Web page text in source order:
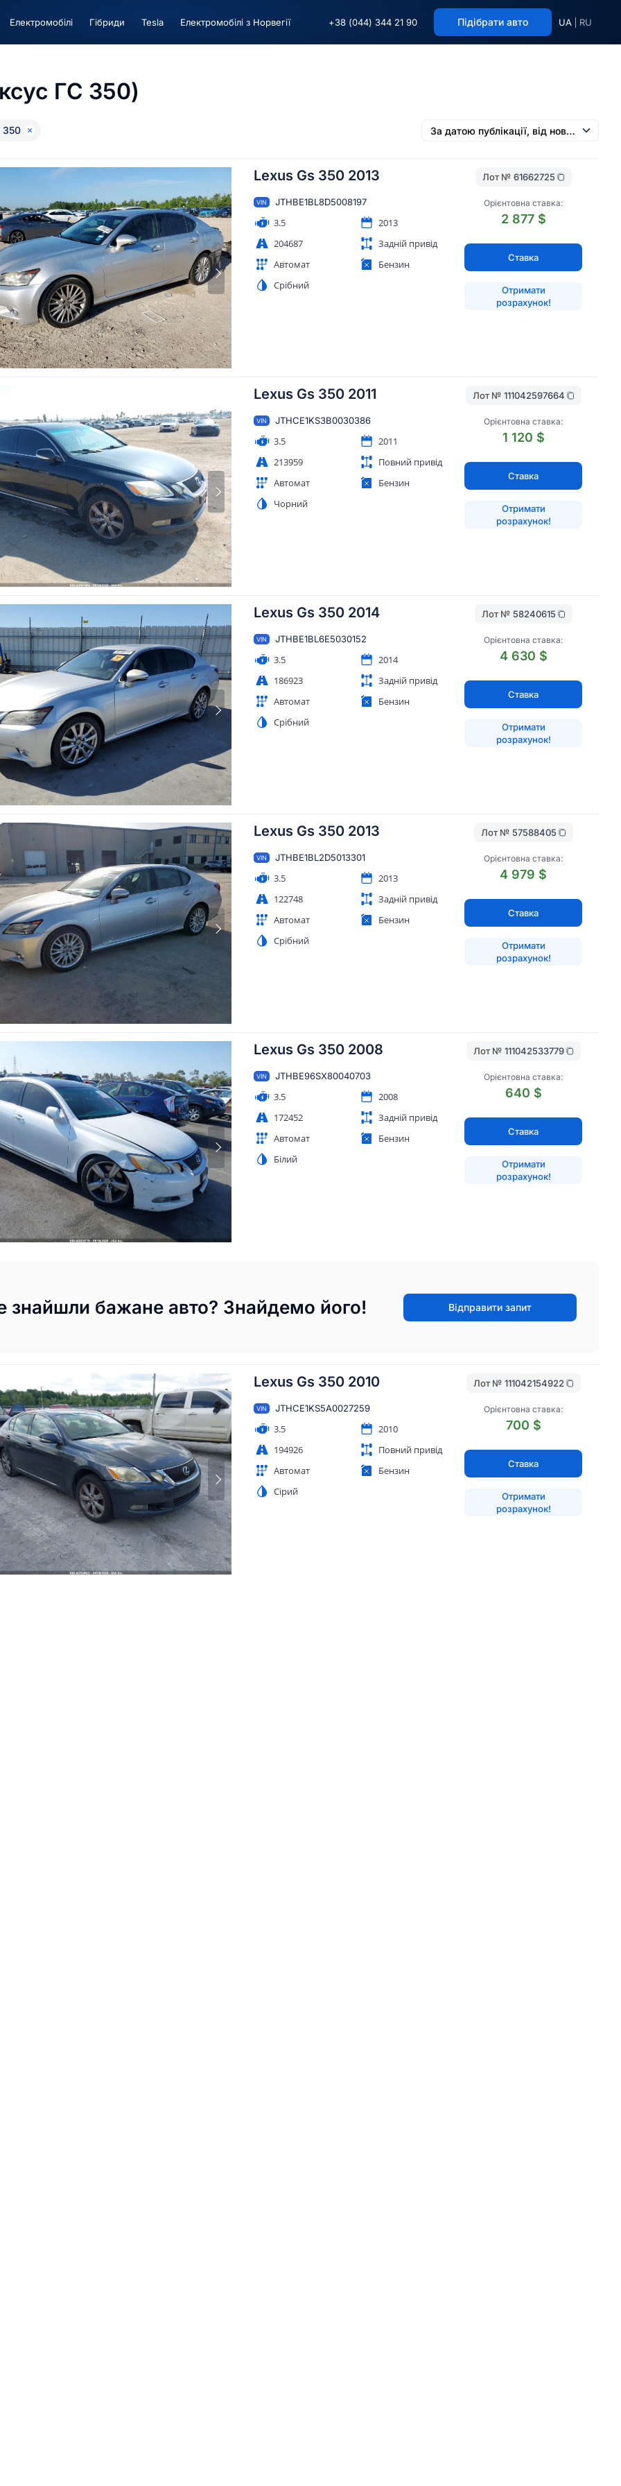
Електромобілі Гiбриди Tesla Електромобілі з Норвегії +38 (044) 344 21 90 Підібрати авто UA RU
ГС 350)
350
Lexus Gs 350 2013
VIN JTHBE1BL8D5008197
3.5
2013
204687
Задній привід
Автомат
Бензин
Срібний
Лот № 61662725
Орієнтовна ставка:
2 877 $
Ставка
Отримати
розрахунок!
Lexus Gs 350 2011
VIN JTHCE1KS3B0030386
3.5
2011
213959
Повний привід
Автомат
Бензин
Чорний
Лот № 111042597664
Орієнтовна ставка:
1 120 $
Ставка
Отримати
розрахунок!
Lexus Gs 350 2014
VIN JTHBE1BL6E5030152
3.5
2014
186923
Задній привід
Автомат
Бензин
Срібний
Лот № 58240615
Орієнтовна ставка:
4 630 $
Ставка
Отримати
розрахунок!
Lexus Gs 350 2013
VIN JTHBE1BL2D5013301
3.5
2013
122748
Задній привід
Автомат
Бензин
Срібний
Лот № 57588405
Орієнтовна ставка:
4 979 $
Ставка
Отримати
розрахунок!
Lexus Gs 350 2008
VIN JTHBE96SX80040703
3.5
2008
172452
Задній привід
Автомат
Бензин
Білий
Лот № 111042533779
Орієнтовна ставка:
640 $
Ставка
Отримати
розрахунок!
знайшли бажане авто? Знайдемо його! Відправити запит
Lexus Gs 350 2010
VIN JTHCE1KS5A0027259
3.5
2010
194926
Повний привід
Автомат
Бензин
Сірий
Лот № 111042154922
Орієнтовна ставка:
700 $
Ставка
Отримати
розрахунок!